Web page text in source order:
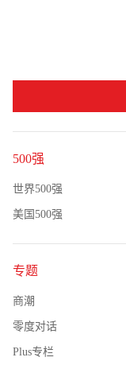
500强
世界500强
美国500强
专题
商潮
零度对话
Plus专栏